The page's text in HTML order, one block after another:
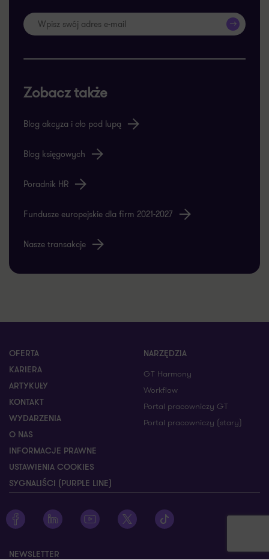
>>
Zobacz także
Blog akcyza i cło pod lupą
Blog księgowych
Poradnik HR
Fundusze europejskie dla firm 2021-2027
Nasze transakcje
OFERTA
KARIERA
ARTYKUŁY
KONTAKT
WYDARZENIA
O NAS
INFORMACJE PRAWNE
USTAWIENIA COOKIES
SYGNALIŚCI (PURPLE LINE)
NARZĘDZIA
GT Harmony
Workflow
Portal pracowniczy GT
Portal pracowniczy (stary)
Zobacz profil Grant Thornton na Facebooku
Zobacz profil Grant Thornton na LinkedIn
Zobacz profil Grant Thornton na YouTube
Zobacz profil Grant Thornton na X
Zobacz profil Grant
NEWSLETTER